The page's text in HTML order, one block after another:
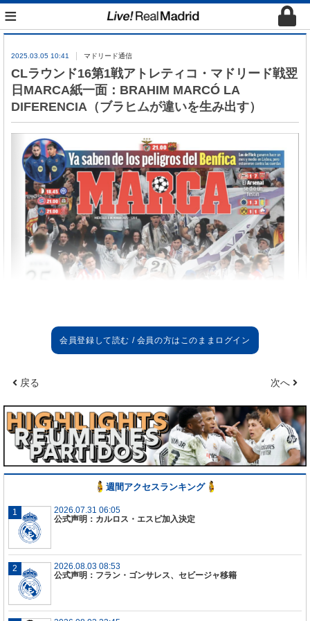
≡
2025.03.05 10:41 マドリード通信
CLラウンド16第1戦アトレティコ・マドリード戦翌
日MARCA紙一面：BRAHIM MARCÓ LA
DIFERENCIA（ブラヒムが違いを生み出す）
戻る 次へ
週間アクセスランキング
2026.07.31 06:05
公式声明：カルロス・エスピ加入決定
2026.08.03 08:53
公式声明：フラン・ゴンサレス、セビージャ移籍